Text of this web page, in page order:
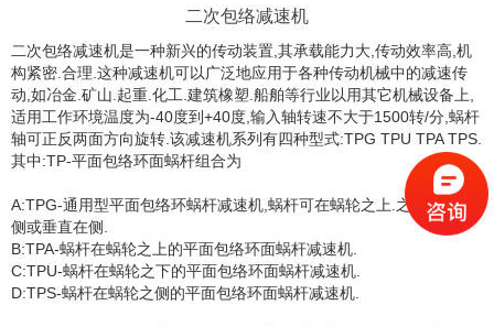
二次包络减速机
二次包络减速机是一种新兴的传动装置,其承载能力大,传动效率高,机
构紧密.合理.这种减速机可以广泛地应用于各种传动机械中的减速传
动,如冶金.矿山.起重.化工.建筑橡塑.船舶等行业以用其它机械设备上,
适用工作环境温度为-40度到+40度,输入轴转速不大于1500转/分,蜗杆
轴可正反两面方向旋转.该减速机系列有四种型式:TPG TPU TPA TPS.
其中:TP-平面包络环面蜗杆组合为
A:TPG-通用型平面包络环蜗杆减速机,蜗杆可在蜗轮之上.之下.水平之
侧或垂直在侧.
B:TPA-蜗杆在蜗轮之上的平面包络环面蜗杆减速机.
C:TPU-蜗杆在蜗轮之下的平面包络环面蜗杆减速机.
D:TPS-蜗杆在蜗轮之侧的平面包络环面蜗杆减速机.